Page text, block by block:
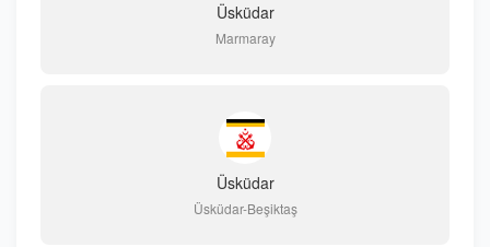
Üsküdar
Marmaray
Üsküdar
Üsküdar-Beşiktaş